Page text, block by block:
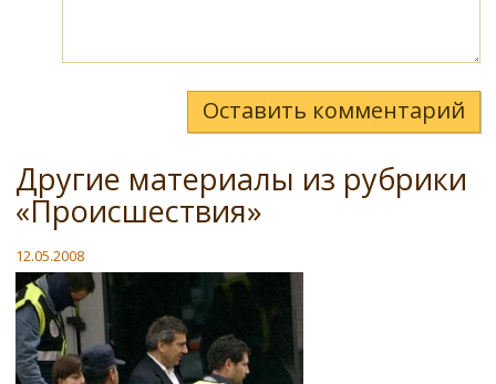
Оставить комментарий
Другие материалы из рубрики
«Происшествия»
12.05.2008